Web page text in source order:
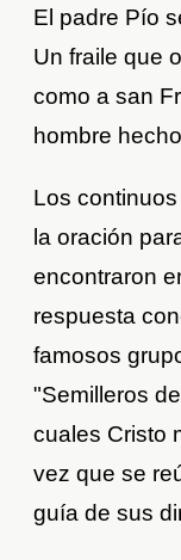
El padre Pío
Un fraile que
como a san
hombre
Los
la oración
encontraron
respuesta
famosos
"Semilleros
cuales Cristo
vez que se
guía de sus